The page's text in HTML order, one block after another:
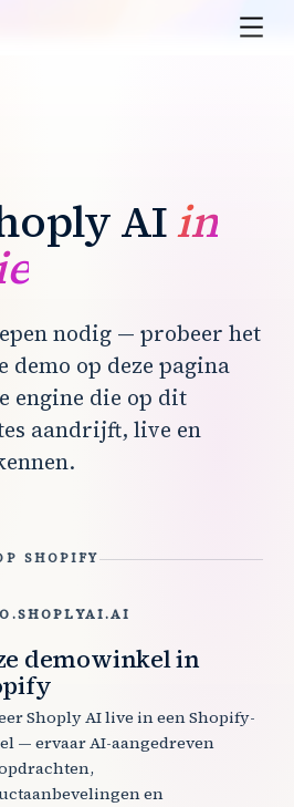
AIin
nodig — probeer het
demo op deze pagina
engine die op dit
aandrijft, live en
SHOPIFY
demowinkel in
Shoply AI live in een Shopify-
— ervaar AI-aangedreven
en